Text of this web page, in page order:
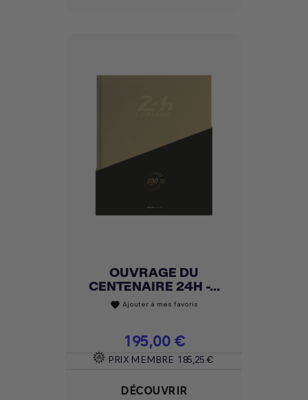
OUVRAGE DU
CENTENAIRE 24H -...
favorite Ajouter à mes favoris
Prix
195,00 €
PRIX MEMBRE 185,25 €
DÉCOUVRIR